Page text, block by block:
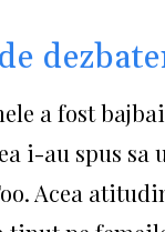
a fost
i-au spus sa
Acea